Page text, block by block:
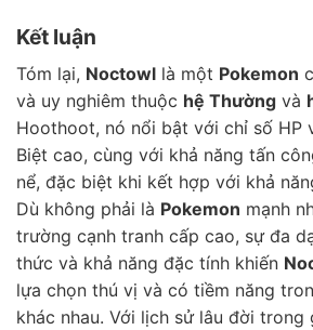
Kết luận
Tóm lại, Noctowl là một Pokemon
và uy nghiêm thuộc hệ Thường và
Hoothoot, nó nổi bật với chỉ số HP
Biệt cao, cùng với khả năng tấn
nể, đặc biệt khi kết hợp với khả
Dù không phải là Pokemon mạnh
trường cạnh tranh cấp cao, sự đa
thức và khả năng đặc tính khiến
lựa chọn thú vị và có tiềm năng
khác nhau. Với lịch sử lâu đời trong